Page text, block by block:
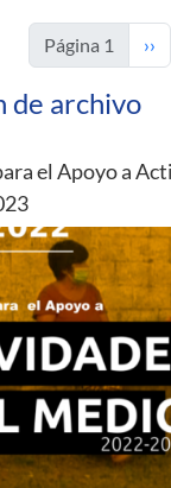
Página 1 ››
de archivo
el Apoyo a